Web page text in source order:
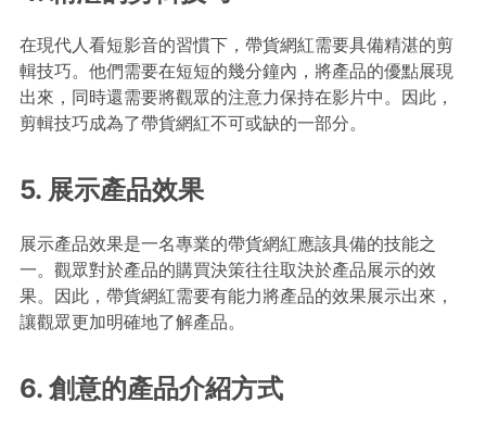
在現代人看短影音的習慣下，帶貨網紅需要具備精湛的剪
輯技巧。他們需要在短短的幾分鐘內，將產品的優點展現
出來，同時還需要將觀眾的注意力保持在影片中。因此，
剪輯技巧成為了帶貨網紅不可或缺的一部分。
5. 展示產品效果
展示產品效果是一名專業的帶貨網紅應該具備的技能之
一。觀眾對於產品的購買決策往往取決於產品展示的效
果。因此，帶貨網紅需要有能力將產品的效果展示出來，
讓觀眾更加明確地了解產品。
6. 創意的產品介紹方式